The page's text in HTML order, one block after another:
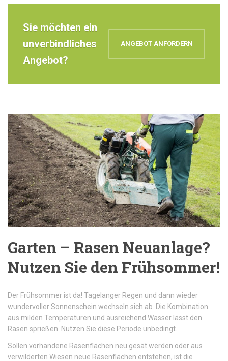
Sie möchten ein
unverbindliches
Angebot?
ANGEBOT ANFORDERN
Garten – Rasen Neuanlage?
Nutzen Sie den Frühsommer!
Der Frühsommer ist da! Tagelanger Regen und dann wieder
wundervoller Sonnenschein wechseln sich ab. Die Kombination
aus milden Temperaturen und ausreichend Wasser lässt den
Rasen sprießen. Nutzen Sie diese Periode unbedingt.
Sollen vorhandene Rasenflächen neu gesät werden oder aus
verwilderten Wiesen neue Rasenflächen entstehen, ist die